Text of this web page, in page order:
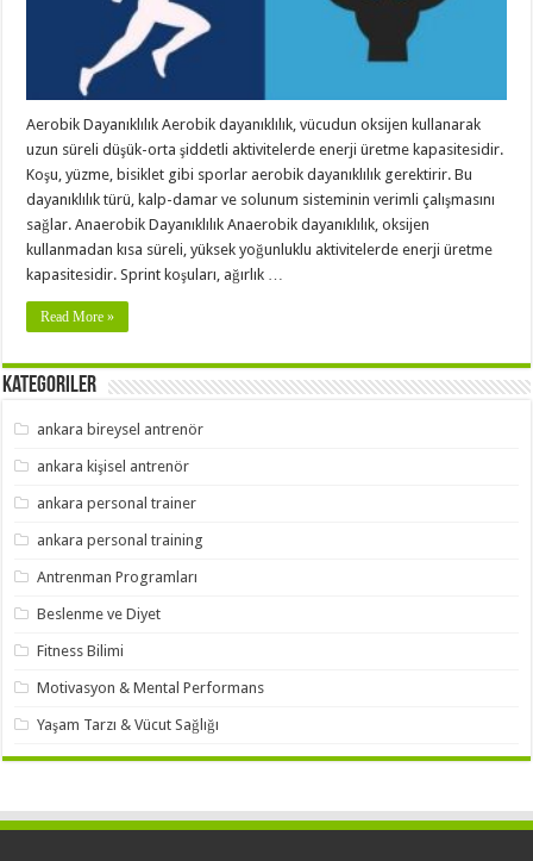
Aerobik Dayanıklılık Aerobik dayanıklılık, vücudun oksijen kullanarak
uzun süreli düşük-orta şiddetli aktivitelerde enerji üretme kapasitesidir.
Koşu, yüzme, bisiklet gibi sporlar aerobik dayanıklılık gerektirir. Bu
dayanıklılık türü, kalp-damar ve solunum sisteminin verimli çalışmasını
sağlar. Anaerobik Dayanıklılık Anaerobik dayanıklılık, oksijen
kullanmadan kısa süreli, yüksek yoğunluklu aktivitelerde enerji üretme
kapasitesidir. Sprint koşuları, ağırlık …
Read More »
Kategoriler
ankara bireysel antrenör
ankara kişisel antrenör
ankara personal trainer
ankara personal training
Antrenman Programları
Beslenme ve Diyet
Fitness Bilimi
Motivasyon & Mental Performans
Yaşam Tarzı & Vücut Sağlığı